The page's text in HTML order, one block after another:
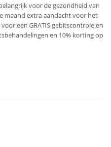
voor de gezondheid van
maand extra aandacht voor het
een GRATIS gebitscontrole en
en 10% korting op